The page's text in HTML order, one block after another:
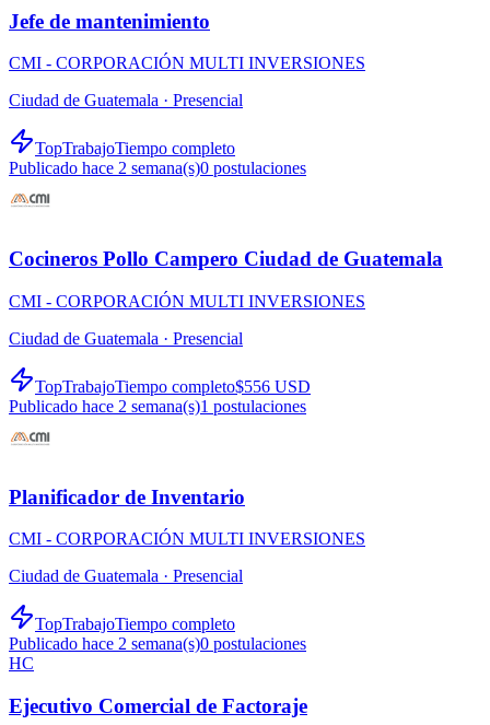
Jefe de mantenimiento
CMI - CORPORACIÓN MULTI INVERSIONES
Ciudad de Guatemala · Presencial
TopTrabajoTiempo completo
Publicado hace 2 semana(s)0 postulaciones
Cocineros Pollo Campero Ciudad de Guatemala
CMI - CORPORACIÓN MULTI INVERSIONES
Ciudad de Guatemala · Presencial
TopTrabajoTiempo completo$556 USD
Publicado hace 2 semana(s)1 postulaciones
Planificador de Inventario
CMI - CORPORACIÓN MULTI INVERSIONES
Ciudad de Guatemala · Presencial
TopTrabajoTiempo completo
Publicado hace 2 semana(s)0 postulaciones
HC
Ejecutivo Comercial de Factoraje